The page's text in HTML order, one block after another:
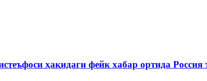
ҳақидаги фейк хабар ортида